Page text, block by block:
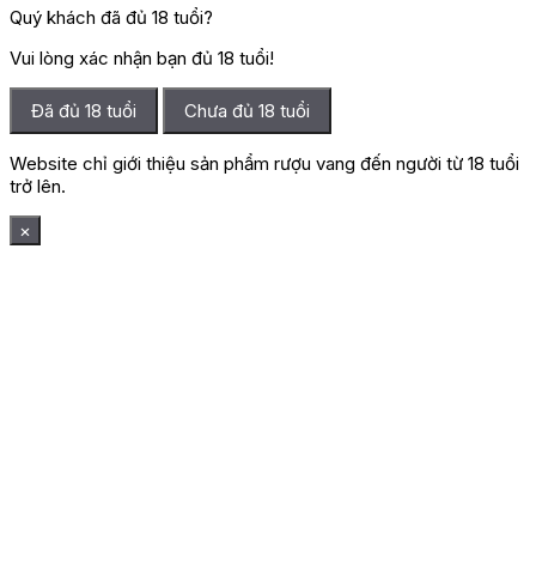
Quý khách đã đủ 18 tuổi?
Vui lòng xác nhận bạn đủ 18 tuổi!
Đã đủ 18 tuổi Chưa đủ 18 tuổi
Website chỉ giới thiệu sản phẩm rượu vang đến người từ 18 tuổi
trở lên.
×